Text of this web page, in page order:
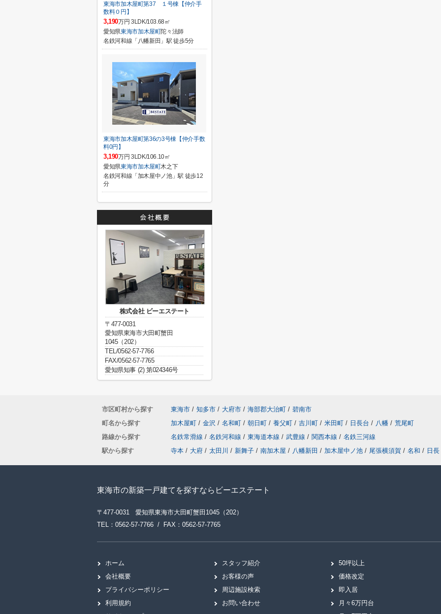
東海市加木屋町第37 １号棟【仲介手
数料０円】
3,190万円 3LDK/103.68㎡
愛知県東海市加木屋町陀々法師
名鉄河和線「八幡新田」駅 徒歩5分
東海市加木屋町第36の3号棟【仲介手数
料0円】
3,190万円 3LDK/106.10㎡
愛知県東海市加木屋町木之下
名鉄河和線「加木屋中ノ池」駅 徒歩12
分
株式会社 ビーエステート
〒477-0031
愛知県東海市大田町蟹田
1045（202）
TEL/0562-57-7766
FAX/0562-57-7765
愛知県知事 (2) 第024346号
市区町村から探す 東海市 / 知多市 / 大府市 / 海部郡大治町 / 碧南市
町名から探す
加木屋町 / 金沢 / 名和町 / 朝日町 / 養父町 / 吉川町 / 米田町 / 日長台 / 八幡 / 荒尾町
路線から探す
名鉄常滑線 / 名鉄河和線 / 東海道本線 / 武豊線 / 関西本線 / 名鉄三河線
駅から探す
寺本 / 大府 / 太田川 / 新舞子 / 南加木屋 / 八幡新田 / 加木屋中ノ池 / 尾張横須賀 / 名和 / 日長
東海市の新築一戸建てを探すならビーエステート
〒477-0031 愛知県東海市大田町蟹田1045（202）
TEL：0562-57-7766 / FAX：0562-57-7765
ホーム
会社概要
プライバシーポリシー
利用規約
スタッフ紹介
お客様の声
周辺施設検索
お問い合わせ
50坪以上
価格改定
即入居
月々6万円台